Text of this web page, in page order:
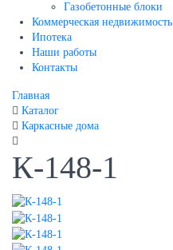
Газобетонные блоки
Коммерческая недвижимость
Ипотека
Наши работы
Контакты
Главная
Каталог
Каркасные дома
К-148-1